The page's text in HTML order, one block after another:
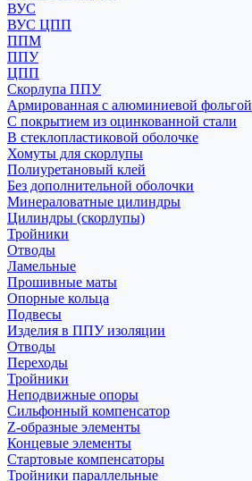
ВУС
ВУС ЦПП
ППМ
ППУ
ЦПП
Скорлупа ППУ
Армированная с алюминиевой фольгой
С покрытием из оцинкованной стали
В стеклопластиковой оболочке
Хомуты для скорлупы
Полиуретановый клей
Без дополнительной оболочки
Минераловатные цилиндры
Цилиндры (скорлупы)
Тройники
Отводы
Ламельные
Прошивные маты
Опорные кольца
Подвесы
Изделия в ППУ изоляции
Отводы
Переходы
Тройники
Неподвижные опоры
Cильфонный компенсатор
Z-образные элементы
Концевые элементы
Стартовые компенсаторы
Тройники параллельные